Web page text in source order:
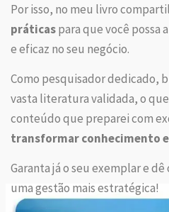
Por isso, no meu livro
práticaspara que você possa
e eficaz no seu negócio.
Como pesquisador dedicado,
vasta literatura validada, o
conteúdo que preparei com
transformar conhecimento
Garanta já o seu exemplar e
uma gestão mais estratégica!